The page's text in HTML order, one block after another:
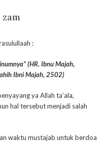
:
(HR. Ibnu Majah,
Ibni Majah, 2502)
ya Allah ta’ala,
hal tersebut menjadi salah
waktu mustajab untuk berdoa